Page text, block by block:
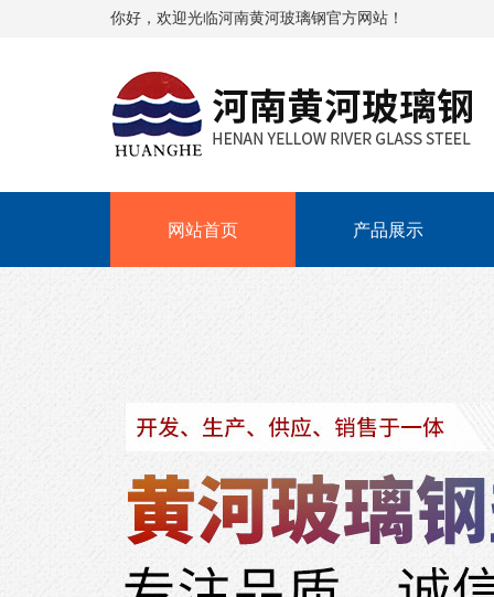
你好，欢迎光临河南黄河玻璃钢官方网站！
网站首页 产品展示